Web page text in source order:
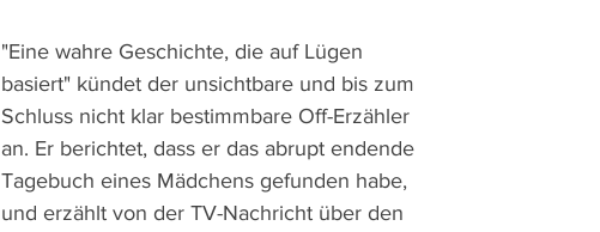
"Eine wahre Geschichte, die auf Lügen
basiert" kündet der unsichtbare und bis zum
Schluss nicht klar bestimmbare Off-Erzähler
an. Er berichtet, dass er das abrupt endende
Tagebuch eines Mädchens gefunden habe,
und erzählt von der TV-Nachricht über den